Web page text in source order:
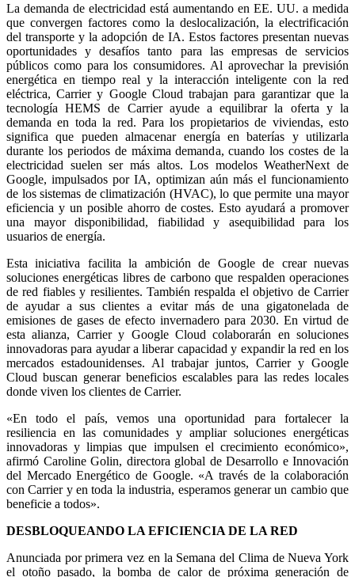
La demanda de electricidad está aumentando en EE. UU. a medida
que convergen factores como la deslocalización, la electrificación
del transporte y la adopción de IA. Estos factores presentan nuevas
oportunidades y desafíos tanto para las empresas de servicios
públicos como para los consumidores. Al aprovechar la previsión
energética en tiempo real y la interacción inteligente con la red
eléctrica, Carrier y Google Cloud trabajan para garantizar que la
tecnología HEMS de Carrier ayude a equilibrar la oferta y la
demanda en toda la red. Para los propietarios de viviendas, esto
significa que pueden almacenar energía en baterías y utilizarla
durante los periodos de máxima demanda, cuando los costes de la
electricidad suelen ser más altos. Los modelos WeatherNext de
Google, impulsados por IA, optimizan aún más el funcionamiento
de los sistemas de climatización (HVAC), lo que permite una mayor
eficiencia y un posible ahorro de costes. Esto ayudará a promover
una mayor disponibilidad, fiabilidad y asequibilidad para los
usuarios de energía.
Esta iniciativa facilita la ambición de Google de crear nuevas
soluciones energéticas libres de carbono que respalden operaciones
de red fiables y resilientes. También respalda el objetivo de Carrier
de ayudar a sus clientes a evitar más de una gigatonelada de
emisiones de gases de efecto invernadero para 2030. En virtud de
esta alianza, Carrier y Google Cloud colaborarán en soluciones
innovadoras para ayudar a liberar capacidad y expandir la red en los
mercados estadounidenses. Al trabajar juntos, Carrier y Google
Cloud buscan generar beneficios escalables para las redes locales
donde viven los clientes de Carrier.
«En todo el país, vemos una oportunidad para fortalecer la
resiliencia en las comunidades y ampliar soluciones energéticas
innovadoras y limpias que impulsen el crecimiento económico»,
afirmó Caroline Golin, directora global de Desarrollo e Innovación
del Mercado Energético de Google. «A través de la colaboración
con Carrier y en toda la industria, esperamos generar un cambio que
beneficie a todos».
DESBLOQUEANDO LA EFICIENCIA DE LA RED
Anunciada por primera vez en la Semana del Clima de Nueva York
el otoño pasado, la bomba de calor de próxima generación de